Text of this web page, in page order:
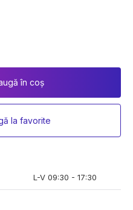
în coș
la favorite
L-V 09:30 - 17:30